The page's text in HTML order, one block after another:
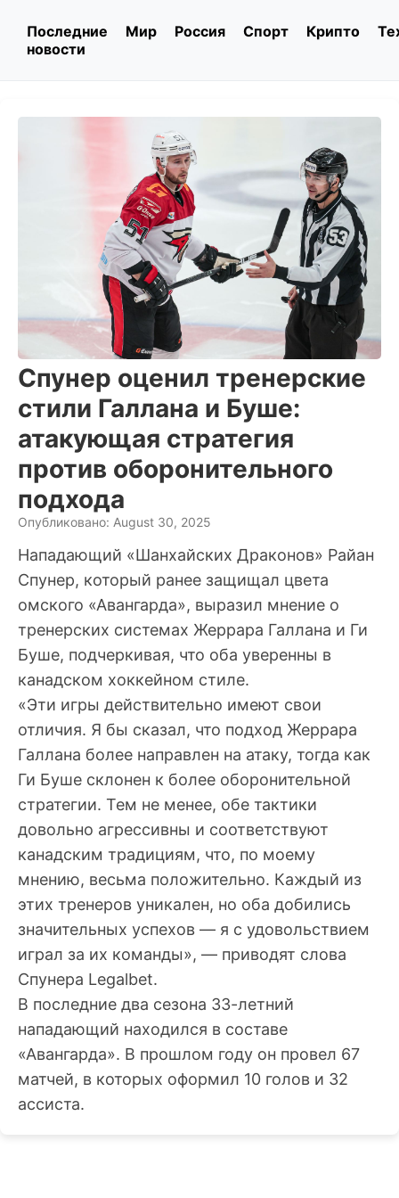
Последние
новости
Мир Россия Спорт Крипто
Спунер оценил тренерские
стили Галлана и Буше:
атакующая стратегия
против оборонительного
подхода
Опубликовано: August 30, 2025
Нападающий «Шанхайских Драконов» Райан
Спунер, который ранее защищал цвета
омского «Авангарда», выразил мнение о
тренерских системах Жеррара Галлана и Ги
Буше, подчеркивая, что оба уверенны в
канадском хоккейном стиле.
«Эти игры действительно имеют свои
отличия. Я бы сказал, что подход Жеррара
Галлана более направлен на атаку, тогда как
Ги Буше склонен к более оборонительной
стратегии. Тем не менее, обе тактики
довольно агрессивны и соответствуют
канадским традициям, что, по моему
мнению, весьма положительно. Каждый из
этих тренеров уникален, но оба добились
значительных успехов — я с удовольствием
играл за их команды», — приводят слова
Спунера Legalbet.
В последние два сезона 33-летний
нападающий находился в составе
«Авангарда». В прошлом году он провел 67
матчей, в которых оформил 10 голов и 32
ассиста.